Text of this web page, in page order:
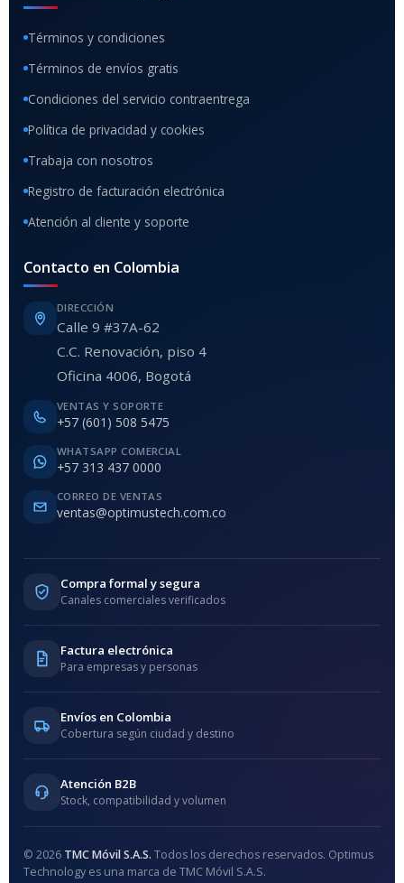
Términos y condiciones
Términos de envíos gratis
Condiciones del servicio contraentrega
Política de privacidad y cookies
Trabaja con nosotros
Registro de facturación electrónica
Atención al cliente y soporte
Contacto en Colombia
DIRECCIÓN
Calle 9 #37A-62
C.C. Renovación, piso 4
Oficina 4006, Bogotá
VENTAS Y SOPORTE
+57 (601) 508 5475
WHATSAPP COMERCIAL
+57 313 437 0000
CORREO DE VENTAS
ventas@optimustech.com.co
Compra formal y segura
Canales comerciales verificados
Factura electrónica
Para empresas y personas
Envíos en Colombia
Cobertura según ciudad y destino
Atención B2B
Stock, compatibilidad y volumen
© 2026 TMC Móvil S.A.S. Todos los derechos reservados. Optimus
Technology es una marca de TMC Móvil S.A.S.